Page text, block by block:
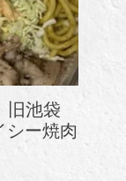
旧池袋
シー焼肉